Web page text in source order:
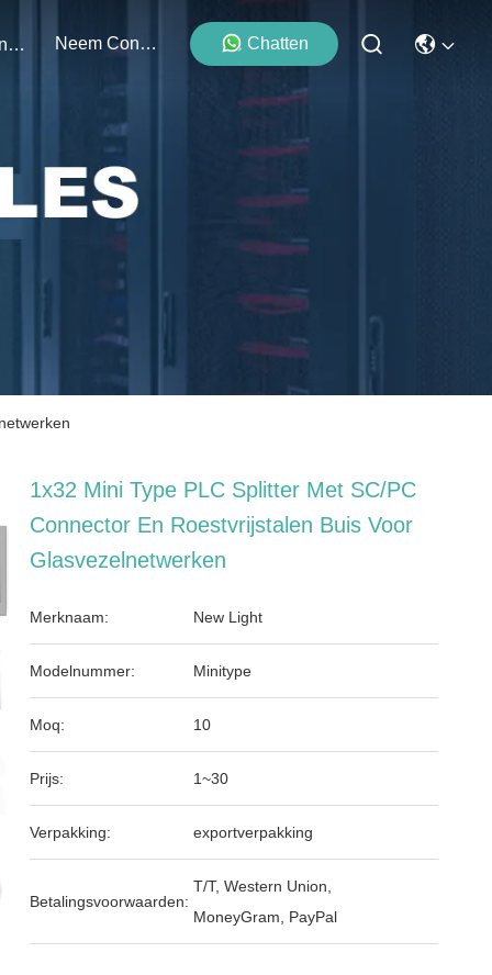
Evenementen Neem Contact Met Ons Op Chatten
1x32 Mini Type PLC Splitter Met SC/PC
Connector En Roestvrijstalen Buis Voor
Glasvezelnetwerken
Merknaam: New Light
Modelnummer: Minitype
Moq: 10
Prijs: 1~30
Verpakking: exportverpakking
Betalingsvoorwaarden:
T/T, Western Union,
MoneyGram, PayPal